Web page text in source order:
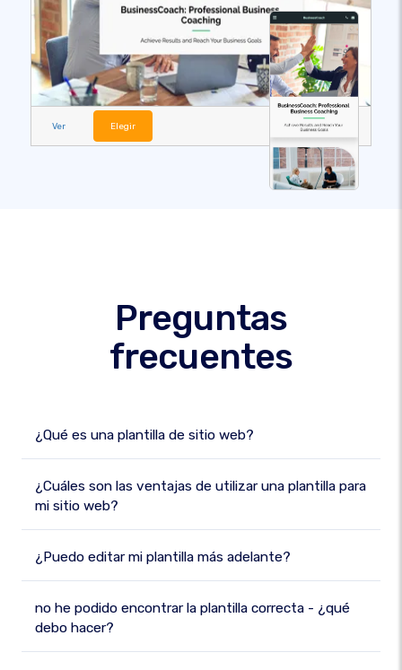
Ver Elegir
Preguntas
frecuentes
¿Qué es una plantilla de sitio web?
¿Cuáles son las ventajas de utilizar una plantilla para
mi sitio web?
¿Puedo editar mi plantilla más adelante?
no he podido encontrar la plantilla correcta - ¿qué
debo hacer?